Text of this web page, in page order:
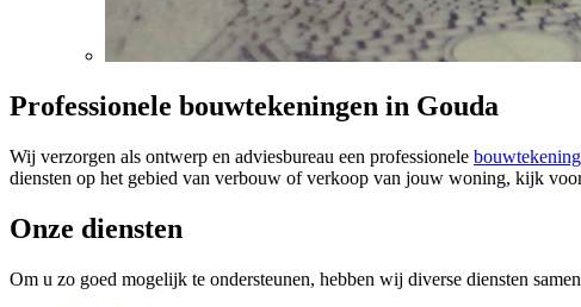
Professionele bouwtekeningen in Gouda
Wij verzorgen als ontwerp en adviesbureau een professionele bouwtekening
diensten op het gebied van verbouw of verkoop van jouw woning, kijk
Onze diensten
Om u zo goed mogelijk te ondersteunen, hebben wij diverse diensten